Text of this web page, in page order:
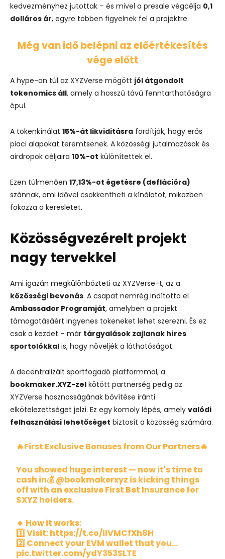
kedvezményhez jutottak – és mivel a presale végcélja 0,1
dolláros ár, egyre többen figyelnek fel a projektre.
Még van idő belépni az előértékesítés
vége előtt
A hype-on túl az XYZVerse mögött jól átgondolt
tokenomics áll, amely a hosszú távú fenntarthatóságra
épül.
A tokenkínálat 15%-át likviditásra fordítják, hogy erős
piaci alapokat teremtsenek. A közösségi jutalmazások és
airdropok céljaira 10%-ot különítettek el.
Ezen túlmenően 17,13%-ot égetésre (deflációra)
szánnak, ami idővel csökkentheti a kínálatot, miközben
fokozza a keresletet.
Közösségvezérelt projekt
nagy tervekkel
Ami igazán megkülönbözteti az XYZVerse-t, az a
közösségi bevonás. A csapat nemrég indította el
Ambassador Programját, amelyben a projekt
támogatásáért ingyenes tokeneket lehet szerezni. És ez
csak a kezdet – már tárgyalások zajlanak híres
sportolókkal is, hogy növeljék a láthatóságot.
A decentralizált sportfogadó platformmal, a
bookmaker.XYZ-zel kötött partnerség pedig az
XYZVerse hasznosságának bővítése iránti
elkötelezettséget jelzi. Ez egy komoly lépés, amely valódi
felhasználási lehetőséget biztosít a közösség számára.
🔥First Exclusive Bonuses from Our Partners🔥
You showed huge interest — now it's time to
cash in💰@bookmakerxyz is kicking things
off with an exclusive First Bet Insurance for
$XYZ holders.
🔹 How it works:
1️⃣ Visit:https://t.co/iIVMCfXh8H
2️⃣ Connect your EVM wallet that you…
pic.twitter.com/ydY353SLTE